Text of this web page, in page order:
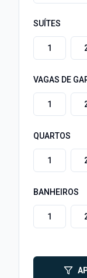
SUÍTES
1
VAGAS DE
1
QUARTOS
1
BANHEIROS
1